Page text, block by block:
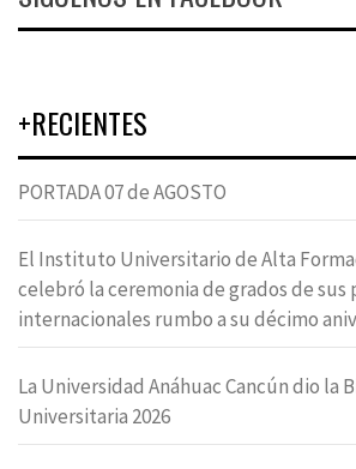
+RECIENTES
PORTADA 07 de AGOSTO
El Instituto Universitario de Alta
celebró la ceremonia de grados de sus
internacionales rumbo a su décimo
La Universidad Anáhuac Cancún dio la
Universitaria 2026